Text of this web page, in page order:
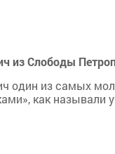
из Слободы
один из самых
как называли